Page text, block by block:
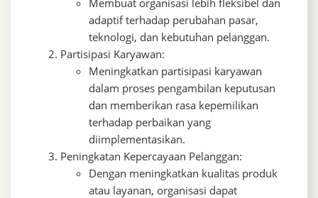
adaptif terhadap perubahan pasar,
teknologi, dan kebutuhan pelanggan.
Partisipasi Karyawan:
Meningkatkan partisipasi karyawan
dalam proses pengambilan keputusan
dan memberikan rasa kepemilikan
terhadap perbaikan yang
diimplementasikan.
Peningkatan Kepercayaan Pelanggan:
Dengan meningkatkan kualitas produk
atau layanan, organisasi dapat